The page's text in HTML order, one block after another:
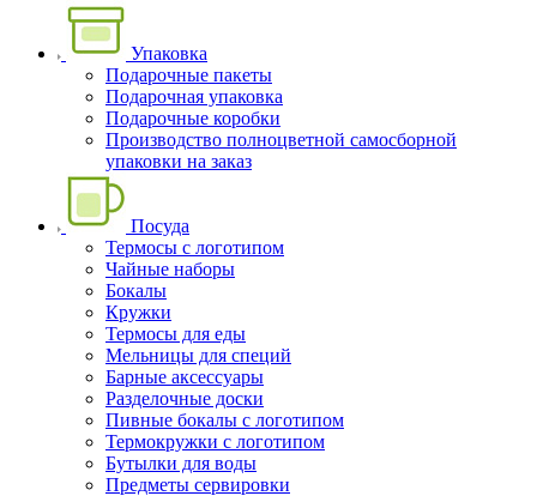
Упаковка
Подарочные пакеты
Подарочная упаковка
Подарочные коробки
Производство полноцветной самосборной
упаковки на заказ
Посуда
Термосы с логотипом
Чайные наборы
Бокалы
Кружки
Термосы для еды
Мельницы для специй
Барные аксессуары
Разделочные доски
Пивные бокалы с логотипом
Термокружки с логотипом
Бутылки для воды
Предметы сервировки